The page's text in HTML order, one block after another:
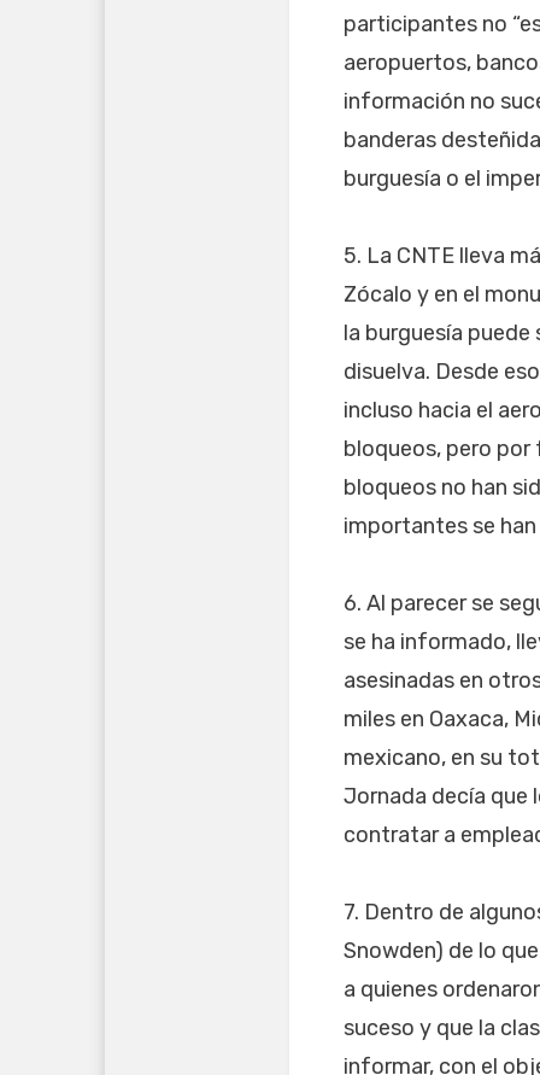
participantes no
aeropuertos,
información no
banderas
burguesía o el
5. La CNTE lleva
Zócalo y en el
la burguesía
disuelva. Desde
incluso hacia el
bloqueos, pero
bloqueos no han
importantes se han
6. Al parecer se
se ha informado,
asesinadas en
miles en Oaxaca,
mexicano, en su
Jornada decía que
contratar a
7. Dentro de
Snowden) de lo
a quienes
suceso y que la
informar, con el